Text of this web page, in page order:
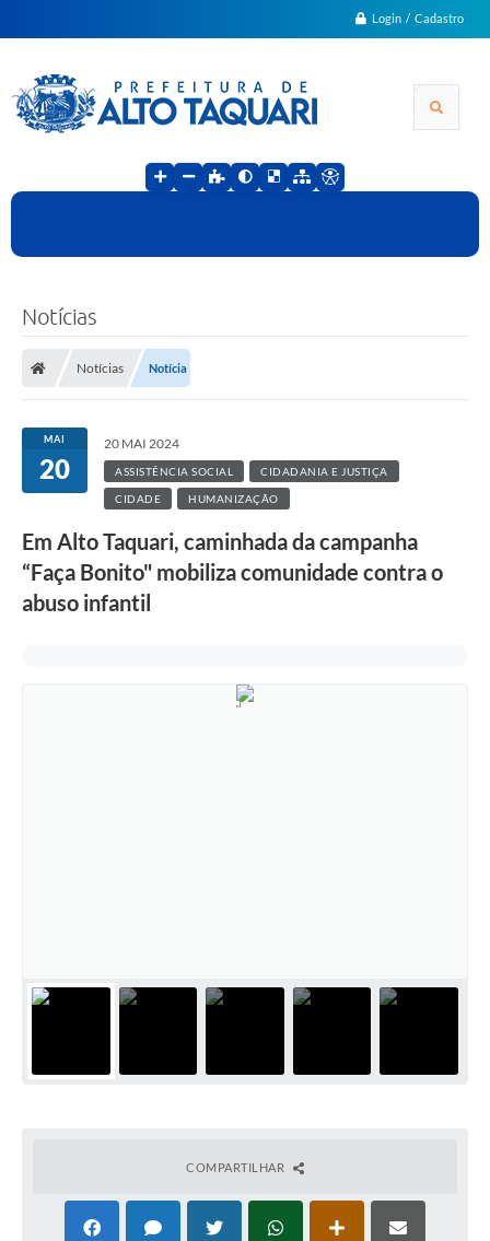
Login / Cadastro
Notícias
Notícias Notícia
MAI
20
20 MAI 2024
ASSISTÊNCIA SOCIAL CIDADANIA E JUSTIÇA
CIDADE HUMANIZAÇÃO
Em Alto Taquari, caminhada da campanha
“Faça Bonito" mobiliza comunidade contra o
abuso infantil
COMPARTILHAR